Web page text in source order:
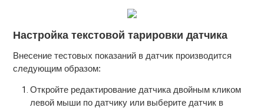
Настройка текстовой тарировки датчика
Внесение тестовых показаний в датчик производится
следующим образом:
Откройте редактирование датчика двойным кликом
левой мыши по датчику или выберите датчик в